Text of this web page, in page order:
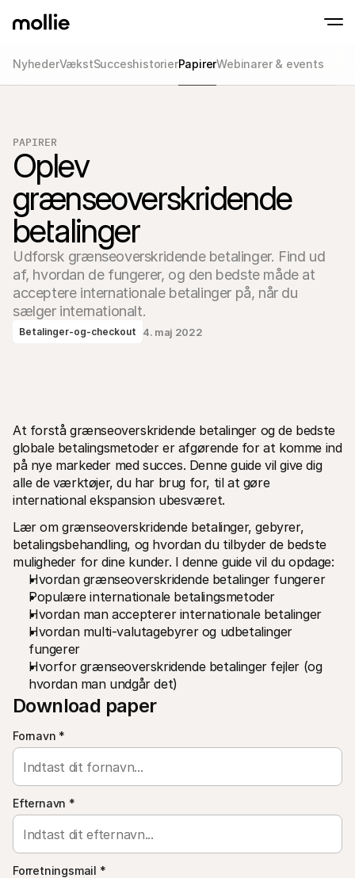
Checkout
Tilbyd et checkout
Acceptance & Risk
Forebyg svindel og
konvertering
Partnere
For Bureauer
Lær om vores Agency Partner Program
Tekniske ressourcer
Udviklerportal
Opdag udviklerressourcer og opdateringer
Biblioteker
Integrer Mollie med klar-til-brug biblioteker
Discord-fællesskab
Bliv en del af vores udviklerfællesskab Læs
Om Mollie
Priser
Se vores priser
Om os
Lær mere om vores historie og
værdier
Nyheder
Læs de seneste Mollie nyheder
Karrierer
Kom og arbejd hos os - vi søger nye
Mollie
Kontakt
Find ud af, hvorfor Mollie er på din bankudskrift
For Mollie-kunder
Kontakt vores kundesupport
NyhederVækstSucceshistorierPapirerWebinarer & events
PAPIRER
Oplev
grænseoverskridende
betalinger
Udforsk grænseoverskridende betalinger. Find ud
af, hvordan de fungerer, og den bedste måde at
acceptere internationale betalinger på, når du
sælger internationalt.
Betalinger-og-checkout 4. maj 2022
At forstå grænseoverskridende betalinger og de bedste
globale betalingsmetoder er afgørende for at komme ind
på nye markeder med succes. Denne guide vil give dig
alle de værktøjer, du har brug for, til at gøre
international ekspansion ubesværet.
Lær om grænseoverskridende betalinger, gebyrer,
betalingsbehandling, og hvordan du tilbyder de bedste
muligheder for dine kunder. I denne guide vil du opdage:
Hvordan grænseoverskridende betalinger fungerer
Populære internationale betalingsmetoder
Hvordan man accepterer internationale betalinger
Hvordan multi-valutagebyrer og udbetalinger
fungerer
Hvorfor grænseoverskridende betalinger fejler (og
hvordan man undgår det)
Download paper
Fornavn *
Efternavn *
Forretningsmail *